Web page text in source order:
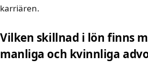
karriären.
Vilken skillnad i lön finns
manliga och kvinnliga